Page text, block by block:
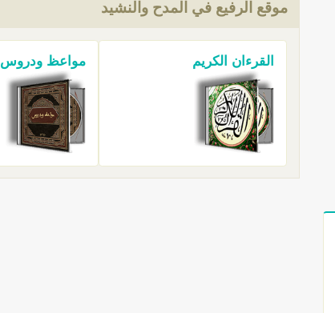
موقع الرفيع في المدح والنشيد
القرءان الكريم مواعظ ودروس